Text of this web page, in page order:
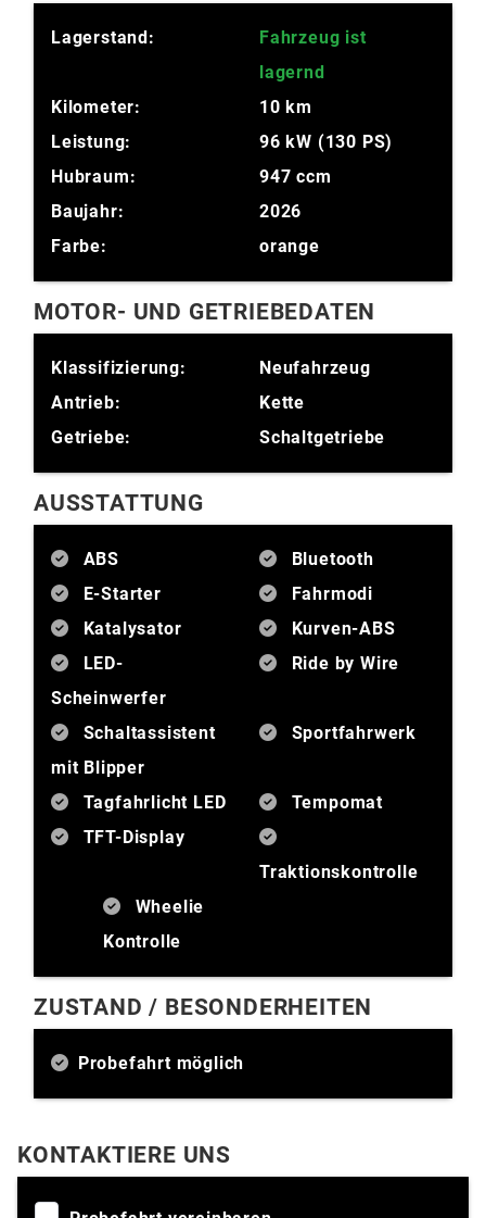
Lagerstand:
Fahrzeug ist
lagernd
Kilometer:
10 km
Leistung:
96 kW (130 PS)
Hubraum:
947 ccm
Baujahr:
2026
Farbe:
orange
MOTOR- UND GETRIEBEDATEN
Klassifizierung:
Neufahrzeug
Antrieb:
Kette
Getriebe:
Schaltgetriebe
AUSSTATTUNG
ABS
Bluetooth
E-Starter
Fahrmodi
Katalysator
Kurven-ABS
LED-
Scheinwerfer
Ride by Wire
Schaltassistent
mit Blipper
Sportfahrwerk
Tagfahrlicht LED
Tempomat
TFT-Display
Traktionskontrolle
Wheelie
Kontrolle
ZUSTAND / BESONDERHEITEN
Probefahrt möglich
KONTAKTIERE UNS